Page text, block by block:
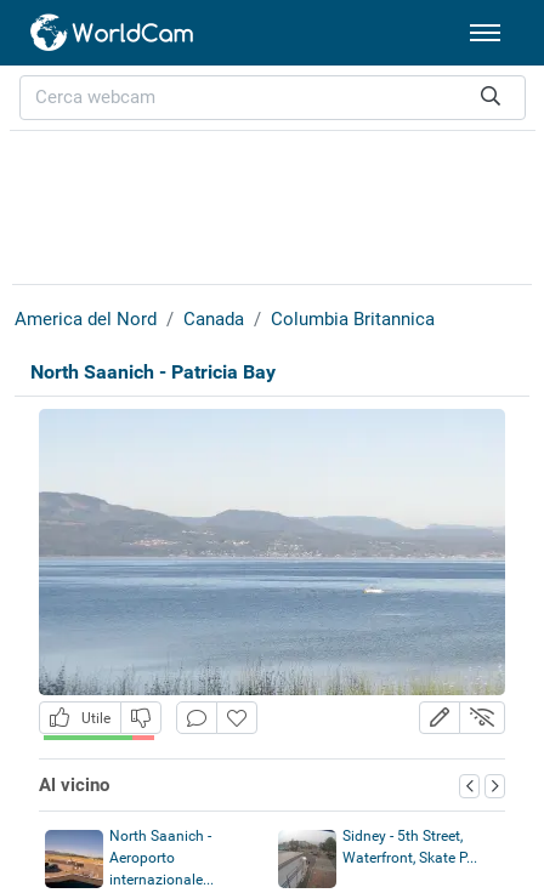
America del Nord Canada Columbia Britannica
North Saanich - Patricia Bay
Utile
Al vicino
North Saanich -
Aeroporto
internazionale...
Sidney - 5th Street,
Waterfront, Skate P...